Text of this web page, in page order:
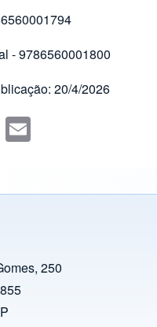
- 9786560001800
20/4/2026
M
a
o
n
250